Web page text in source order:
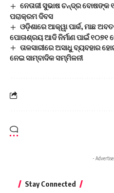
ନେତାଜୀ ସୁଭାଷ ଚନ୍ଦ୍ର ବୋଷଙ୍କ
ପରାକ୍ରମ ଦିବସ
ଓଡ଼ିଶାରେ ଆକ୍ୱା ପାର୍କ, ମାଛ
ପୋତାଶ୍ରୟ ଆଦି ନିର୍ମାଣ ପାଇଁ ୧୦୭୧
ତାଳସାରୀରେ ଅସାଧୁ ବ୍ୟବହାର
ନେଇ ସାମ୍ବାଦିକ ସମ୍ମିଳନୀ
-
Stay Connected